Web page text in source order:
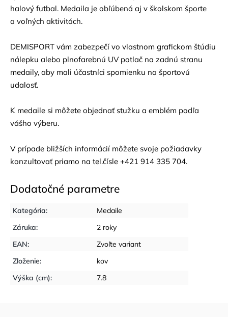
halový futbal. Medaila je obľúbená aj v školskom športe
a voľných aktivitách.
DEMISPORT vám zabezpečí vo vlastnom grafickom štúdiu
nálepku alebo plnofarebnú UV potlač na zadnú stranu
medaily, aby mali účastníci spomienku na športovú
udalosť.
K medaile si môžete objednať stužku a emblém podľa
vášho výberu.
V prípade bližších informácií môžete svoje požiadavky
konzultovať priamo na tel.čísle +421 914 335 704.
Dodatočné parametre
Kategória:
Medaile
Záruka:
2 roky
EAN:
Zvoľte variant
Zloženie:
kov
Výška (cm): 7.8